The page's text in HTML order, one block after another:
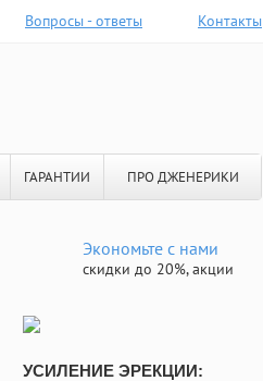
Вопросы - ответы Контакты
ГАРАНТИИ ПРО ДЖЕНЕРИКИ
Экономьте с нами
скидки до 20%, акции
УСИЛЕНИЕ ЭРЕКЦИИ: